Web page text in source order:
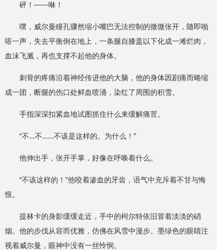
砰！——咻！
噗，威尔曼瞳孔骤然缩小嘴巴无法控制的微微张开，随即啪
嗒一声，失去平衡倒在地上，一条腿自膝盖以下化成一滩烂肉，
血沫飞溅，再也支撑不起他的身体。
刺骨的疼痛沿着神经传进他的大脑，他的身体因剧痛而蜷缩
成一团，断腿的伤口处鲜血喷涌，染红了周围的积雪。
手指深深扣紧血地试图抓住什么来缓解痛苦。
“不...不......不该是这样的。为什么！”
他伸出手，张开手掌，好像在呼唤着什么。
“不该这样的！”他咬着渗血的牙齿，语气中充斥着不甘与悔
恨。
提林卡的身影缓缓走近，手中的柯尔特依旧冒着淡淡的硝
烟。他的步伐从容而优雅，仿佛在风雪中漫步。墨绿色的眼睛注
视着威尔曼，眼神中没有一丝怜悯。